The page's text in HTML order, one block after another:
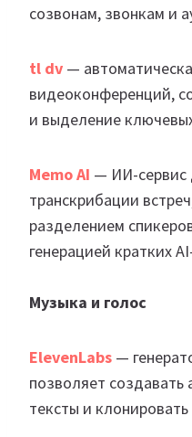
созвонам, звонкам и
tl dv —
видеоконференций,
и выделение
Memo AI — ИИ-сервис
транскрибации
разделением
генерацией кратких
Музыка и голос
ElevenLabs —
позволяет создавать
тексты и клонировать